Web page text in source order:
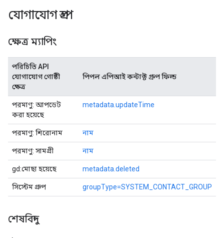
যোগাযোগ গ্রুপ
ক্ষেত্র ম্যাপিং
পরিচিতি API
যোগাযোগ গোষ্ঠী
ক্ষেত্র
পিপল এপিআই কন্টাক্ট গ্রুপ ফিল্ড
পরমাণু: আপডেট
করা হয়েছে
metadata.updateTime
পরমাণু: শিরোনাম নাম
পরমাণু: সামগ্রী নাম
gd:মোছা হয়েছে metadata.deleted
সিস্টেম গ্রুপ groupType=SYSTEM_CONTACT_GROUP
শেষবিন্দু